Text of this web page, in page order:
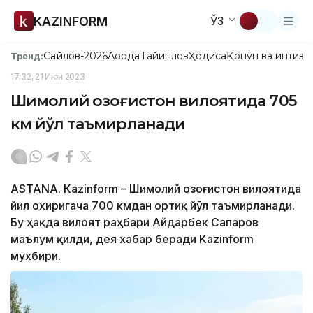
KAZINFORM ЎЗ
Тренд:Сайлов-2026АқордаТайинловҲодисаҚонун ва
17:32, 21 Июн 2023
Шимолий Қозоғистон вилоятида 705
км йўл таъмирланади
ASTANА. Кazinform – Шимолий Қозоғистон вилоятида
йил охиригача 700 кмдан ортиқ йўл таъмирланади.
Бу ҳақда вилоят раҳбари Айдарбек Сапаров
маълум қилди, дея хабар беради Kazinform
мухбири.